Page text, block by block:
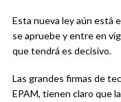
Esta nueva ley aún está
se apruebe y entre en
que tendrá es decisivo.
Las grandes firmas de
EPAM, tienen claro que